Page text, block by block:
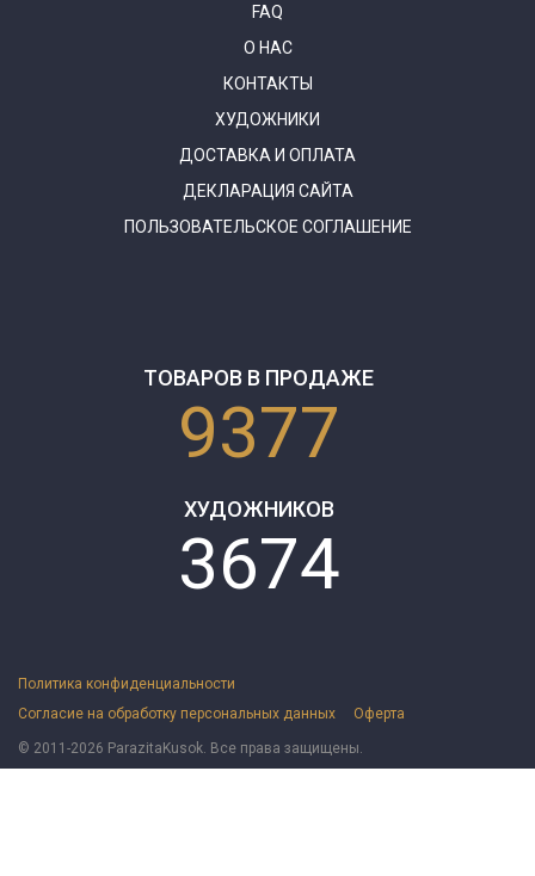
FAQ
О НАС
КОНТАКТЫ
ХУДОЖНИКИ
ДОСТАВКА И ОПЛАТА
ДЕКЛАРАЦИЯ САЙТА
ПОЛЬЗОВАТЕЛЬСКОЕ СОГЛАШЕНИЕ
ТОВАРОВ В ПРОДАЖЕ
9377
ХУДОЖНИКОВ
3674
Политика конфиденциальности
Согласие на обработку персональных данных
Оферта
© 2011-2026 ParazitaKusok. Все права защищены.